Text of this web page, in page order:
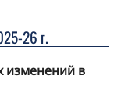
26 г.
изменений в